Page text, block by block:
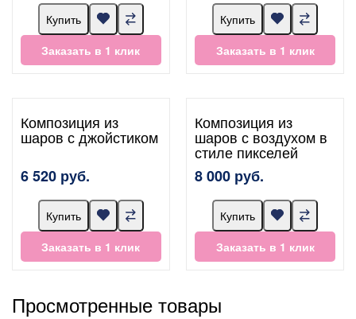
Купить
Заказать в 1 клик
Купить
Заказать в 1 клик
Композиция из
шаров с джойстиком
6 520 руб.
Купить
Заказать в 1 клик
Композиция из
шаров с воздухом в
стиле пикселей
8 000 руб.
Купить
Заказать в 1 клик
Просмотренные товары